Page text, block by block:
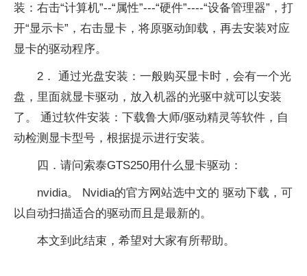
装：右击“计算机”--“属性”---“硬件”----“设备管理器”，打
开“显示卡”，右击显卡，将原驱动卸载，再去安装对应
显卡的驱动程序。
2． 通过光盘安装：一般购买显卡时，会有一个光
盘，里面就显卡驱动，放入机器的光驱中就可以安装
了。 通过软件安装：下载鲁大师/驱动精灵等软件，自
动检测显卡型号，根据提示进行安装。
四．请问索泰GTS250用什么显卡驱动：
nvidia。 Nvidia的官方网站选中文的 驱动下载，可
以自动扫描适合的驱动而且是最新的。
本文到此结束，希望对大家有所帮助。